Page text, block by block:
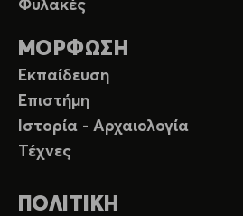
Φυλακές
ΜΟΡΦΩΣΗ
Εκπαίδευση
Επιστήμη
Ιστορία - Αρχαιολογία
Τέχνες
ΠΟΛΙΤΙΚΗ